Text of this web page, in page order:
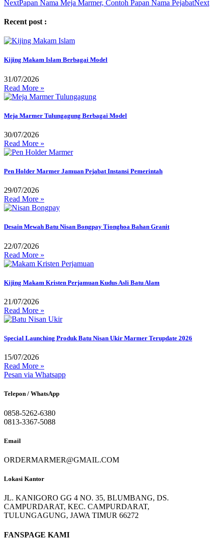
NextPapan Nama Meja Marmer, Contoh Papan Nama PejabatNext
Recent post :
Kijing Makam Islam Berbagai Model
31/07/2026
Read More »
Meja Marmer Tulungagung Berbagai Model
30/07/2026
Read More »
Pen Holder Marmer Jamuan Pejabat Instansi Pemerintah
29/07/2026
Read More »
Desain Mewah Batu Nisan Bongpay Tionghoa Bahan Granit
22/07/2026
Read More »
Kijing Makam Kristen Perjamuan Kudus Asli Batu Alam
21/07/2026
Read More »
Special Launching Produk Batu Nisan Ukir Marmer Terupdate 2026
15/07/2026
Read More »
Pesan via Whatsapp
Telepon / WhatsApp
0858-5262-6380
0813-3367-5088
Email
ORDERMARMER@GMAIL.COM
Lokasi Kantor
JL. KANIGORO GG 4 NO. 35, BLUMBANG, DS.
CAMPURDARAT, KEC. CAMPURDARAT,
TULUNGAGUNG, JAWA TIMUR 66272
FANSPAGE KAMI